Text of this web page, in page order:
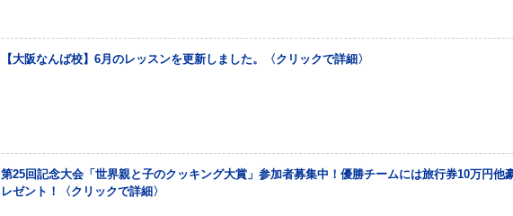
【大阪なんば校】6月のレッスンを更新しました。〈クリックで詳細〉
第25回記念大会「世界親と子のクッキング大賞」参加者募集中！優勝チームには旅行券10万円他
レゼント！〈クリックで詳細〉